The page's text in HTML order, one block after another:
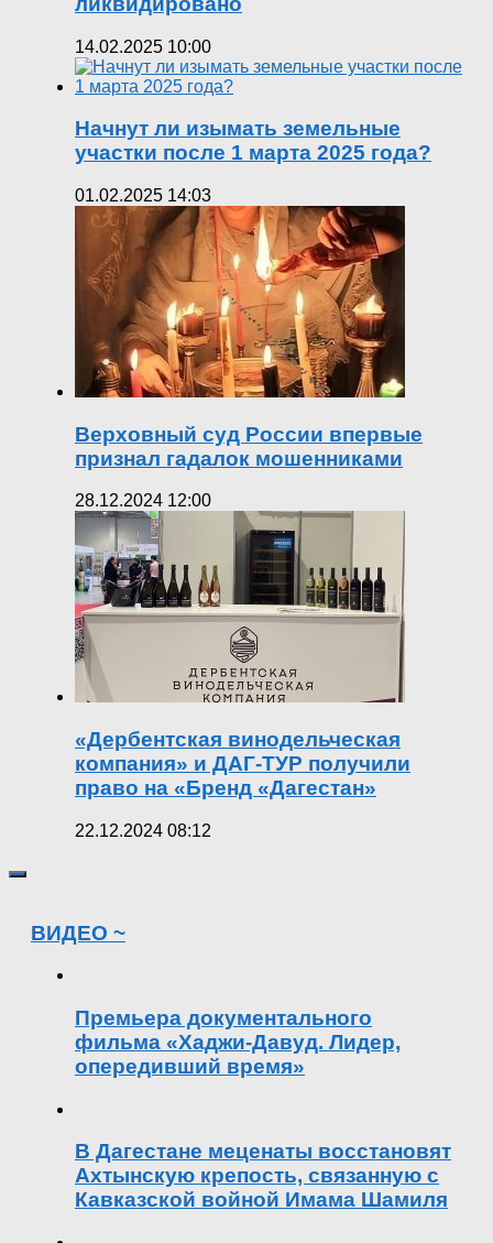
14.02.2025 10:00
Начнут ли изымать земельные
участки после 1 марта 2025 года?
01.02.2025 14:03
Верховный суд России впервые
признал гадалок мошенниками
28.12.2024 12:00
«Дербентская винодельческая
компания» и ДАГ-ТУР получили
право на «Бренд «Дагестан»
22.12.2024 08:12
ВИДЕО ~
Премьера документального
фильма «Хаджи-Давуд. Лидер,
опередивший время»
В Дагестане меценаты восстановят
Ахтынскую крепость, связанную с
Кавказской войной Имама Шамиля